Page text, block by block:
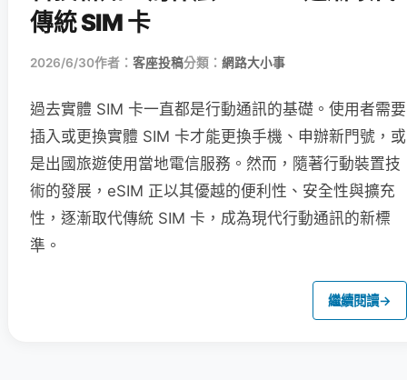
傳統 SIM 卡
2026/6/30作者： 客座投稿分類： 網路大小事
過去實體 SIM 卡一直都是行動通訊的基礎。使用者需要
插入或更換實體 SIM 卡才能更換手機、申辦新門號，或
是出國旅遊使用當地電信服務。然而，隨著行動裝置技
術的發展，eSIM 正以其優越的便利性、安全性與擴充
性，逐漸取代傳統 SIM 卡，成為現代行動通訊的新標
準。
繼續閱讀→